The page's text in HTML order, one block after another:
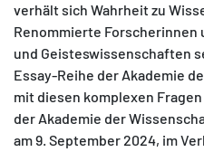
verhält sich Wahrheit zu
Renommierte Forscherinnen
und Geisteswissenschaften
Essay-Reihe der Akademie
mit diesen komplexen
der Akademie der
am 9. September 2024, im